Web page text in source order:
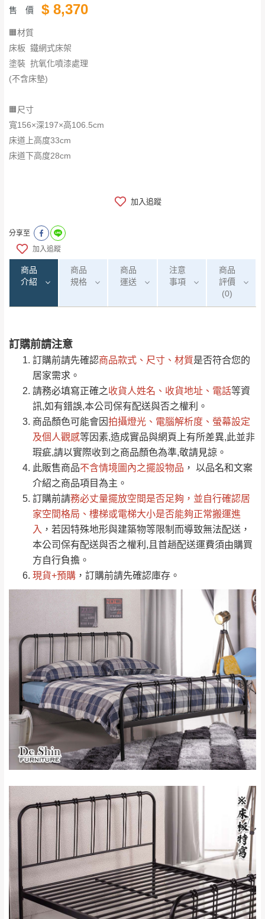
售 價 $ 8,370
🟧材質
床板 鐵網式床架
塗裝 抗氧化噴漆處理
(不含床墊)
🟧尺寸
寬156×深197×高106.5cm
床道上高度33cm
​​​​​​​床道下高度28cm
加入追蹤
分享至
加入追蹤
商品
介紹
商品
規格
商品
運送
注意
事項
商品
評價
(0)
訂購前請注意
訂購前請先確認商品款式、尺寸、材質是否符合您的
居家需求。
請務必填寫正確之收貨人姓名、收貨地址、電話等資
訊,如有錯誤,本公司保有配送與否之權利。
商品顏色可能會因拍攝燈光、電腦解析度、螢幕設定
及個人觀感等因素,造成實品與網頁上有所差異,此並非
瑕疵,請以實際收到之商品顏色為準,敬請見諒。
此販售商品不含情境圖內之擺設物品 ， 以品名和文案
介紹之商品項目為主。
訂購前請務必丈量擺放空間是否足夠 ，並自行確認居
家空間格局、 樓梯或電梯大小是否能夠正常搬運進
入 ，若因特殊地形與建築物等限制而導致無法配送，
本公司保有配送與否之權利,且首趟配送運費須由購買
方自行負擔。
現貨+預購 ，訂購前請先確認庫存。
運 費 說 明
運送地區 運送費用
偏遠地區
（請先線上詢問 LINE
→@dershin ）
桃園
免 運
費
＊A108產品另收運費
復興鄉
新竹
峨眉鄉、五峰鄉、
橫山、北埔鄉、尖
石鄉、寶山鄉山
區、新埔山區、芎
無
新北
雙溪、貢寮、烏
來、平溪、九份、
石門、林口 下福
里、新店山區、三
峽山區、石碇、坪
林、福隆、淡水山
區、北投湖山路、
深坑山區
$ 9,000以上：免
$ 9,000以下：
NT$500元
＊A108產品另收運費
苗栗
$ 9,000以上：免
運費
$ 9,000以下：
NT$500元
＊A108產品另收運費
卓蘭鎮、三灣、通
霄山區、西湖、泰
安鄉、大湖鄉、頭
屋、獅潭鄉
注意事項：
由於品項繁多，網頁無法及時更新，如有需
要購買商品，請於出發前來電或到「官方
Line客服」來信確認商品是否有「現貨」與
「金額」。
若商品價格或庫存有異常，商家有權取消訂
單。部分網路商品恕無法更改原設計或客製，敬請
見諒！
接單後二日內(不含例假日)，我們客服會與您
電話聯絡或E-Mail通知確認訂單。
（線上客
服 LINE → @dershin）
下單前先詢問是否現貨 ，若未詢問下單後無
現貨我們客服會再來電或E-Mail與您聯絡
（洽詢方式請搜尋 Line ID →
地區恕無法提供運送 (詳見運送規章)。
配送範圍：
苗栗至基隆；其它地區暫不開放，如因特殊
地型限制(山區、鄉、鎮、村)、樓梯太小、無
法搬運上樓等因素，導致無法配送，本公司
保有出貨的權利。
保護物流人員的工作安全，賣家無提供吊掛
服務，若需以吊車或其他的吊掛方式吊運，
費用將由買方自行支付。
因大型傢俱有組裝、配送的問題，並非一般
快速到貨商品，無法指定特定時間送達，司
機當天到貨前皆會再與您通知，讓你不用整
天在家等貨，以節省您的寶貴時間。
由於百貨公司配送較為不易，故暫無法配送
至百貨公司內部。
發票寄送：
若您選擇三聯式或索取兩聯式發票，發票將於商品
完成出貨15個工作天另行寄出，另外約加上2~7個
0/5 (0)筆
全部 依評論高至低排列
依評論低至高排列 只顯示附上圖片
只顯示附上評論